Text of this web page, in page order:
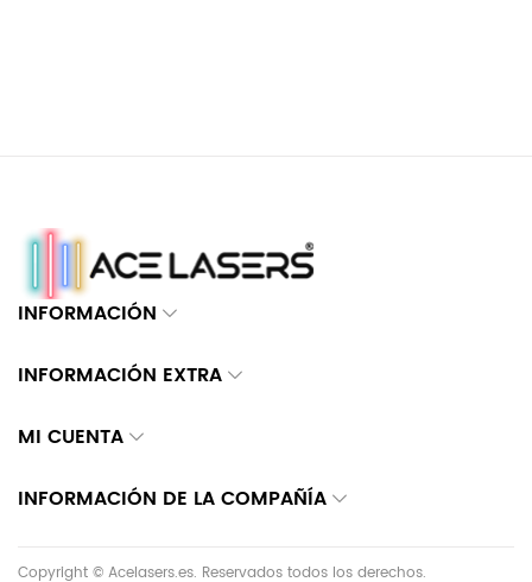
INFORMACIÓN
INFORMACIÓN EXTRA
MI CUENTA
INFORMACIÓN DE LA COMPAÑÍA
Copyright © Acelasers.es. Reservados todos los derechos.